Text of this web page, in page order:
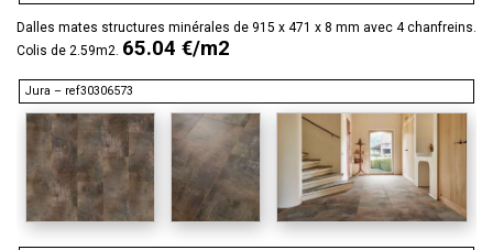
Dalles mates structures minérales de 915 x 471 x 8 mm avec 4 chanfreins.
Colis de 2.59m2. 65.04 €/m2
Jura – ref30306573